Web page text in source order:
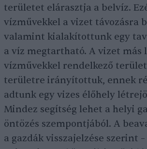
területet elárasztja a belvíz.
vízművekkel a vizet távozásra
valamint kialakítottunk egy
a víz megtartható. A vizet más
vízművekkel rendelkező
területre irányítottuk, ennek
adtunk egy vizes élőhely
Mindez segítség lehet a helyi
öntözés szempontjából. A
a gazdák visszajelzése szerint